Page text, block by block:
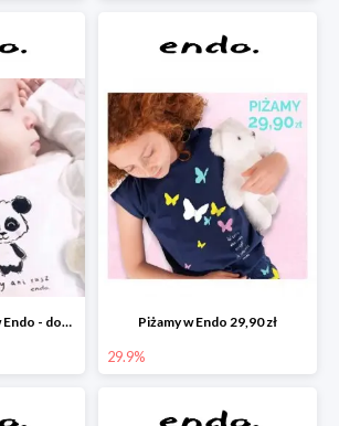
Tylko dla maluszka w Endo - dodatkowe -20% Piżamy w Endo 29,90 zł
29.9%